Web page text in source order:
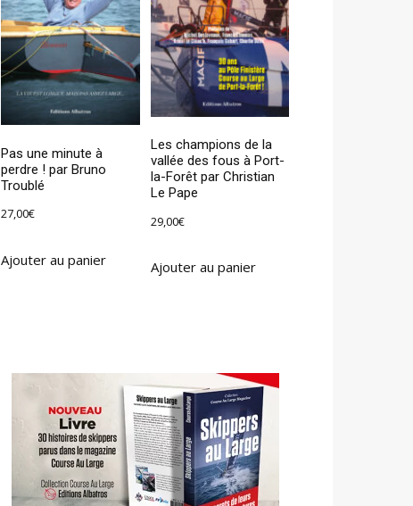
Pas une minute à
perdre ! par Bruno
Troublé
27,00€
Ajouter au panier
Les champions de la
vallée des fous à Port-
la-Forêt par Christian
Le Pape
29,00€
Ajouter au panier